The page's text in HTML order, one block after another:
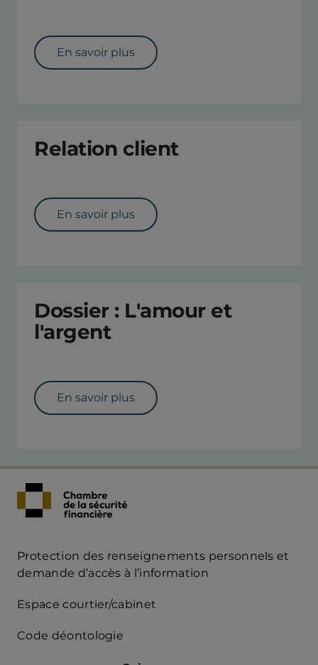
En savoir plus
Relation client
En savoir plus
Dossier : L'amour et
l'argent
En savoir plus
Acces
mobile
Protection des renseignements personnels et
demande d’accès à l’information
Espace courtier/cabinet
Code déontologie